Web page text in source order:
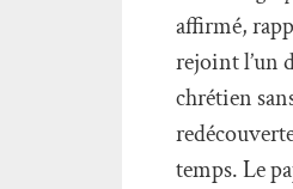
affirmé,
rejoint l’un
chrétien
temps. Le